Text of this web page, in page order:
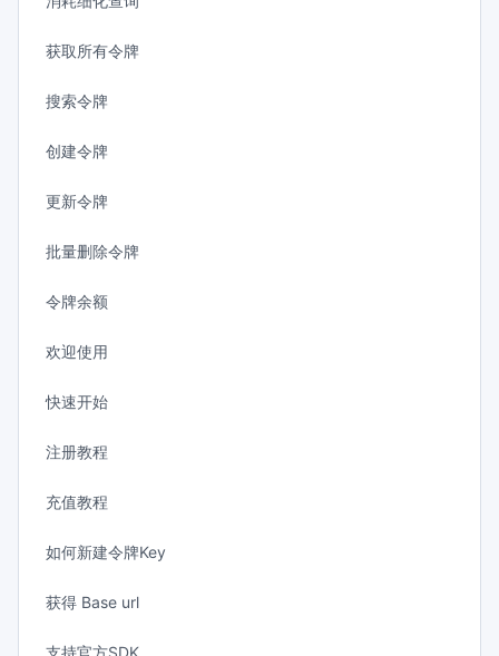
获取所有令牌
搜索令牌
创建令牌
更新令牌
批量删除令牌
令牌余额
欢迎使用
快速开始
注册教程
充值教程
如何新建令牌Key
获得 Base url
支持官方SDK